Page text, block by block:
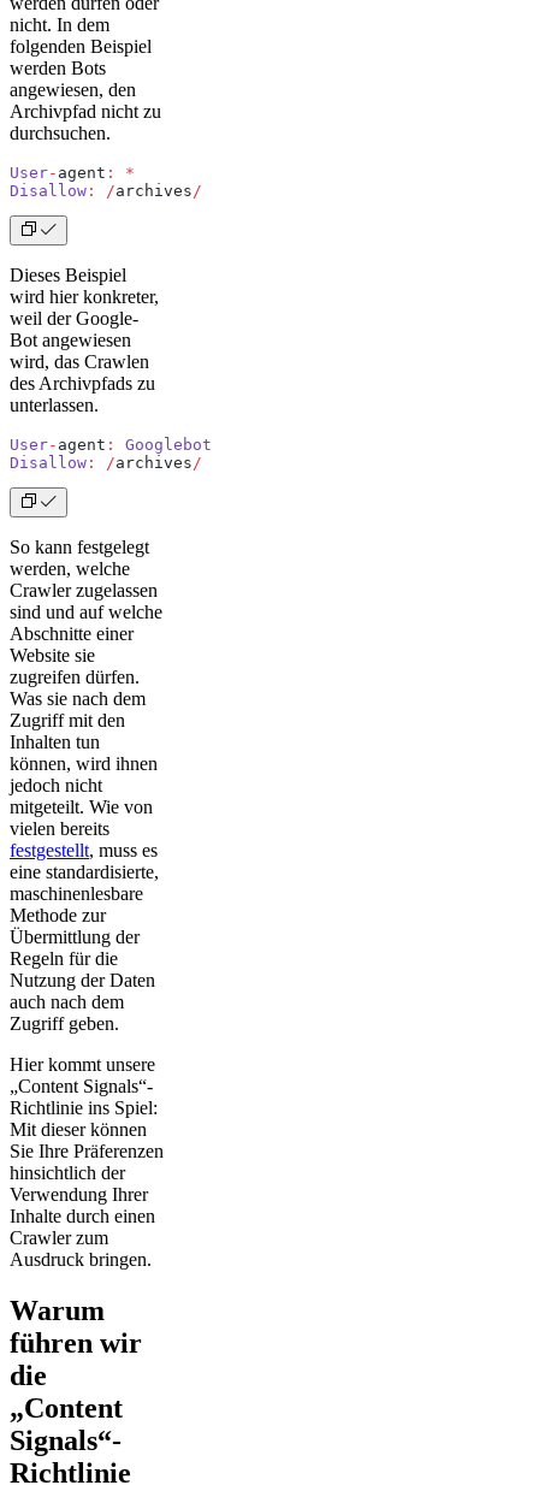
nicht. In dem
folgenden Beispiel
werden Bots
angewiesen, den
Archivpfad nicht zu
durchsuchen.
User- agent :
*
Disallow : /archives /
Dieses Beispiel
wird hier konkreter,
weil der Google-
Bot angewiesen
wird, das Crawlen
des Archivpfads zu
unterlassen.
User- agent :
Googlebot
Disallow : /archives /
So kann festgelegt
werden, welche
Crawler zugelassen
sind und auf welche
Abschnitte einer
Website sie
zugreifen dürfen.
Was sie nach dem
Zugriff mit den
Inhalten tun
können, wird ihnen
jedoch nicht
mitgeteilt. Wie von
vielen bereits
festgestellt, muss es
eine standardisierte,
maschinenlesbare
Methode zur
Übermittlung der
Regeln für die
Nutzung der Daten
auch nach dem
Zugriff geben.
Hier kommt unsere
„Content Signals“-
Richtlinie ins Spiel:
Mit dieser können
Sie Ihre Präferenzen
hinsichtlich der
Verwendung Ihrer
Inhalte durch einen
Crawler zum
Ausdruck bringen.
Warum
führen wir
die
„Content
Signals“-
Richtlinie